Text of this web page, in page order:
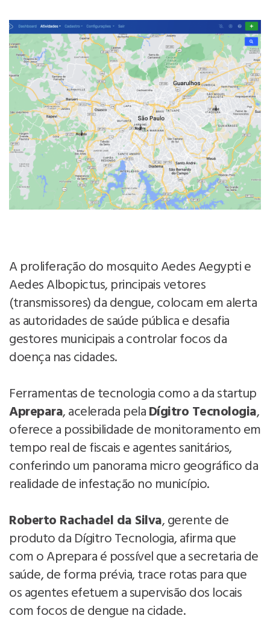
A proliferação do mosquito Aedes Aegypti e
Aedes Albopictus, principais vetores
(transmissores) da dengue, colocam em alerta
as autoridades de saúde pública e desafia
gestores municipais a controlar focos da
doença nas cidades.
Ferramentas de tecnologia como a da startup
Aprepara, acelerada pelaDígitro Tecnologia,
oferece a possibilidade de monitoramento em
tempo real de fiscais e agentes sanitários,
conferindo um panorama micro geográfico da
realidade de infestação no município.
Roberto Rachadel da Silva, gerente de
produto da Dígitro Tecnologia, afirma que
com o Aprepara é possível que a secretaria de
saúde, de forma prévia, trace rotas para que
os agentes efetuem a supervisão dos locais
com focos de dengue na cidade.